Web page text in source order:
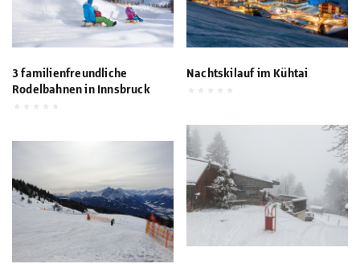
3 familienfreundliche
Rodelbahnen in Innsbruck
Nachtskilauf im Kühtai